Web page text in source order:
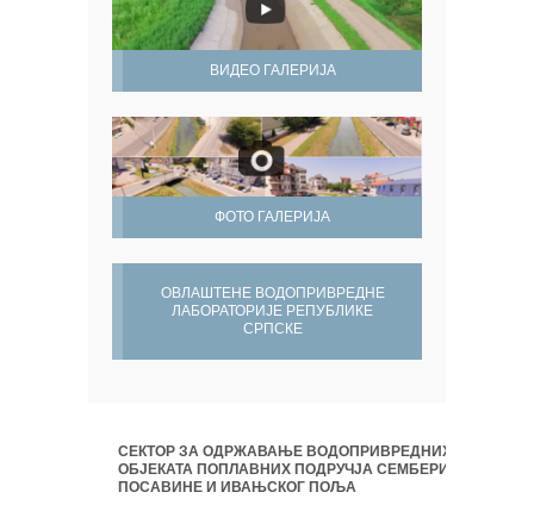
ВИДЕО ГАЛЕРИЈА
ФОТО ГАЛЕРИЈА
ОВЛАШТЕНЕ ВОДОПРИВРЕДНЕ
ЛАБОРАТОРИЈЕ РЕПУБЛИКЕ
СРПСКЕ
СЕКТОР ЗА ОДРЖАВАЊЕ ВОДОПРИВРЕДНИХ
ОБЈЕКАТА ПОПЛАВНИХ ПОДРУЧЈА СЕМБЕРИЈЕ,
ПОСАВИНЕ И ИВАЊСКОГ ПОЉА